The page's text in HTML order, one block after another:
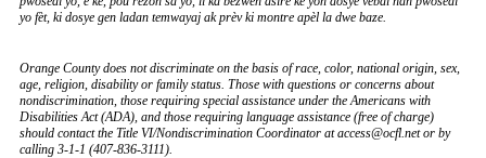
yo fèt, ki dosye gen ladan temwayaj ak prèv ki montre apèl la dwe baze.
Orange County does not discriminate on the basis of race, color, national origin, sex,
age, religion, disability or family status. Those with questions or concerns about
nondiscrimination, those requiring special assistance under the Americans with
Disabilities Act (ADA), and those requiring language assistance (free of charge)
should contact the Title VI/Nondiscrimination Coordinator at access@ocfl.net or by
calling 3-1-1 (407-836-3111).